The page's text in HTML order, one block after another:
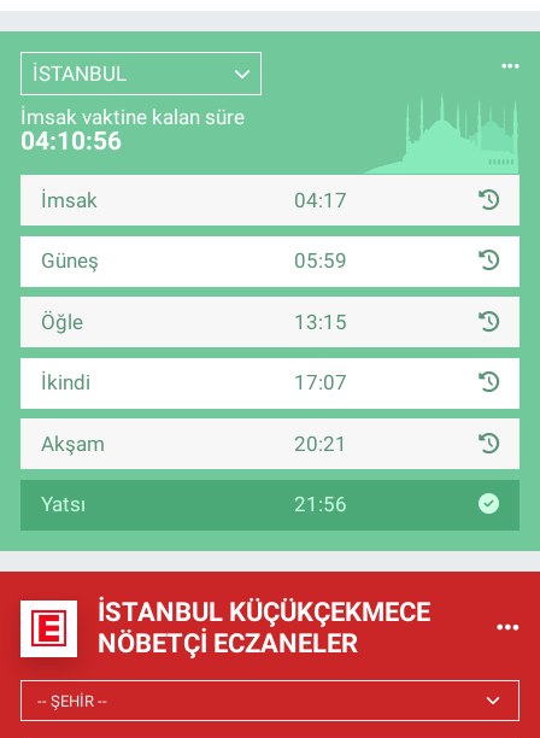
İSTANBUL
İmsak vaktine kalan süre
04:10:55
İmsak 04:17
Güneş 05:59
Öğle 13:15
İkindi 17:07
Akşam 20:21
Yatsı 21:56
İSTANBUL KÜÇÜKÇEKMECE
NÖBETÇI ECZANELER